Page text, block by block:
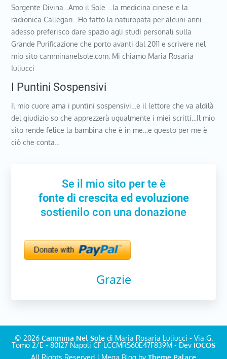
Sorgente Divina…Amo il Sole …la medicina cinese e la
radionica Callegari…Ho fatto la naturopata per alcuni anni …
adesso preferisco dare spazio agli studi personali sulla
Grande Purificazione che porto avanti dal 2011 e scrivere nel
mio sito camminanelsole.com. Mi chiamo Maria Rosaria
Iuliucci
I Puntini Sospensivi
Il mio cuore ama i puntini sospensivi…e il lettore che va aldilà
del giudizio so che apprezzerà ugualmente i miei scritti…Il mio
sito rende felice la bambina che è in me…e questo per me è
ciò che conta…
Se il mio sito per te è
fonte di crescita ed evoluzione
sostienilo con una donazione
Grazie
© 2026 Cammina Nel Soledi Maria Rosaria Luliucci - Via G.
Tomo 2/E - 80127 Napoli CF LCCMRS60E47F839M - Dev IOCOS